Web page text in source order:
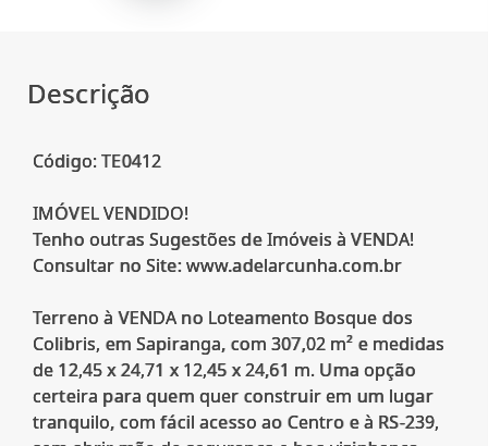
Descrição
Código: TE0412
IMÓVEL VENDIDO!
Tenho outras Sugestões de Imóveis à VENDA!
Consultar no Site: www.adelarcunha.com.br
Terreno à VENDA no Loteamento Bosque dos
Colibris, em Sapiranga, com 307,02 m² e medidas
de 12,45 x 24,71 x 12,45 x 24,61 m. Uma opção
certeira para quem quer construir em um lugar
tranquilo, com fácil acesso ao Centro e à RS-239,